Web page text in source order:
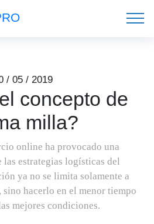
/ 05 / 2019
concepto de
milla?
online ha provocado una
estrategias logísticas del
ya no se limita solamente a
hacerlo en el menor tiempo
mejores condiciones.